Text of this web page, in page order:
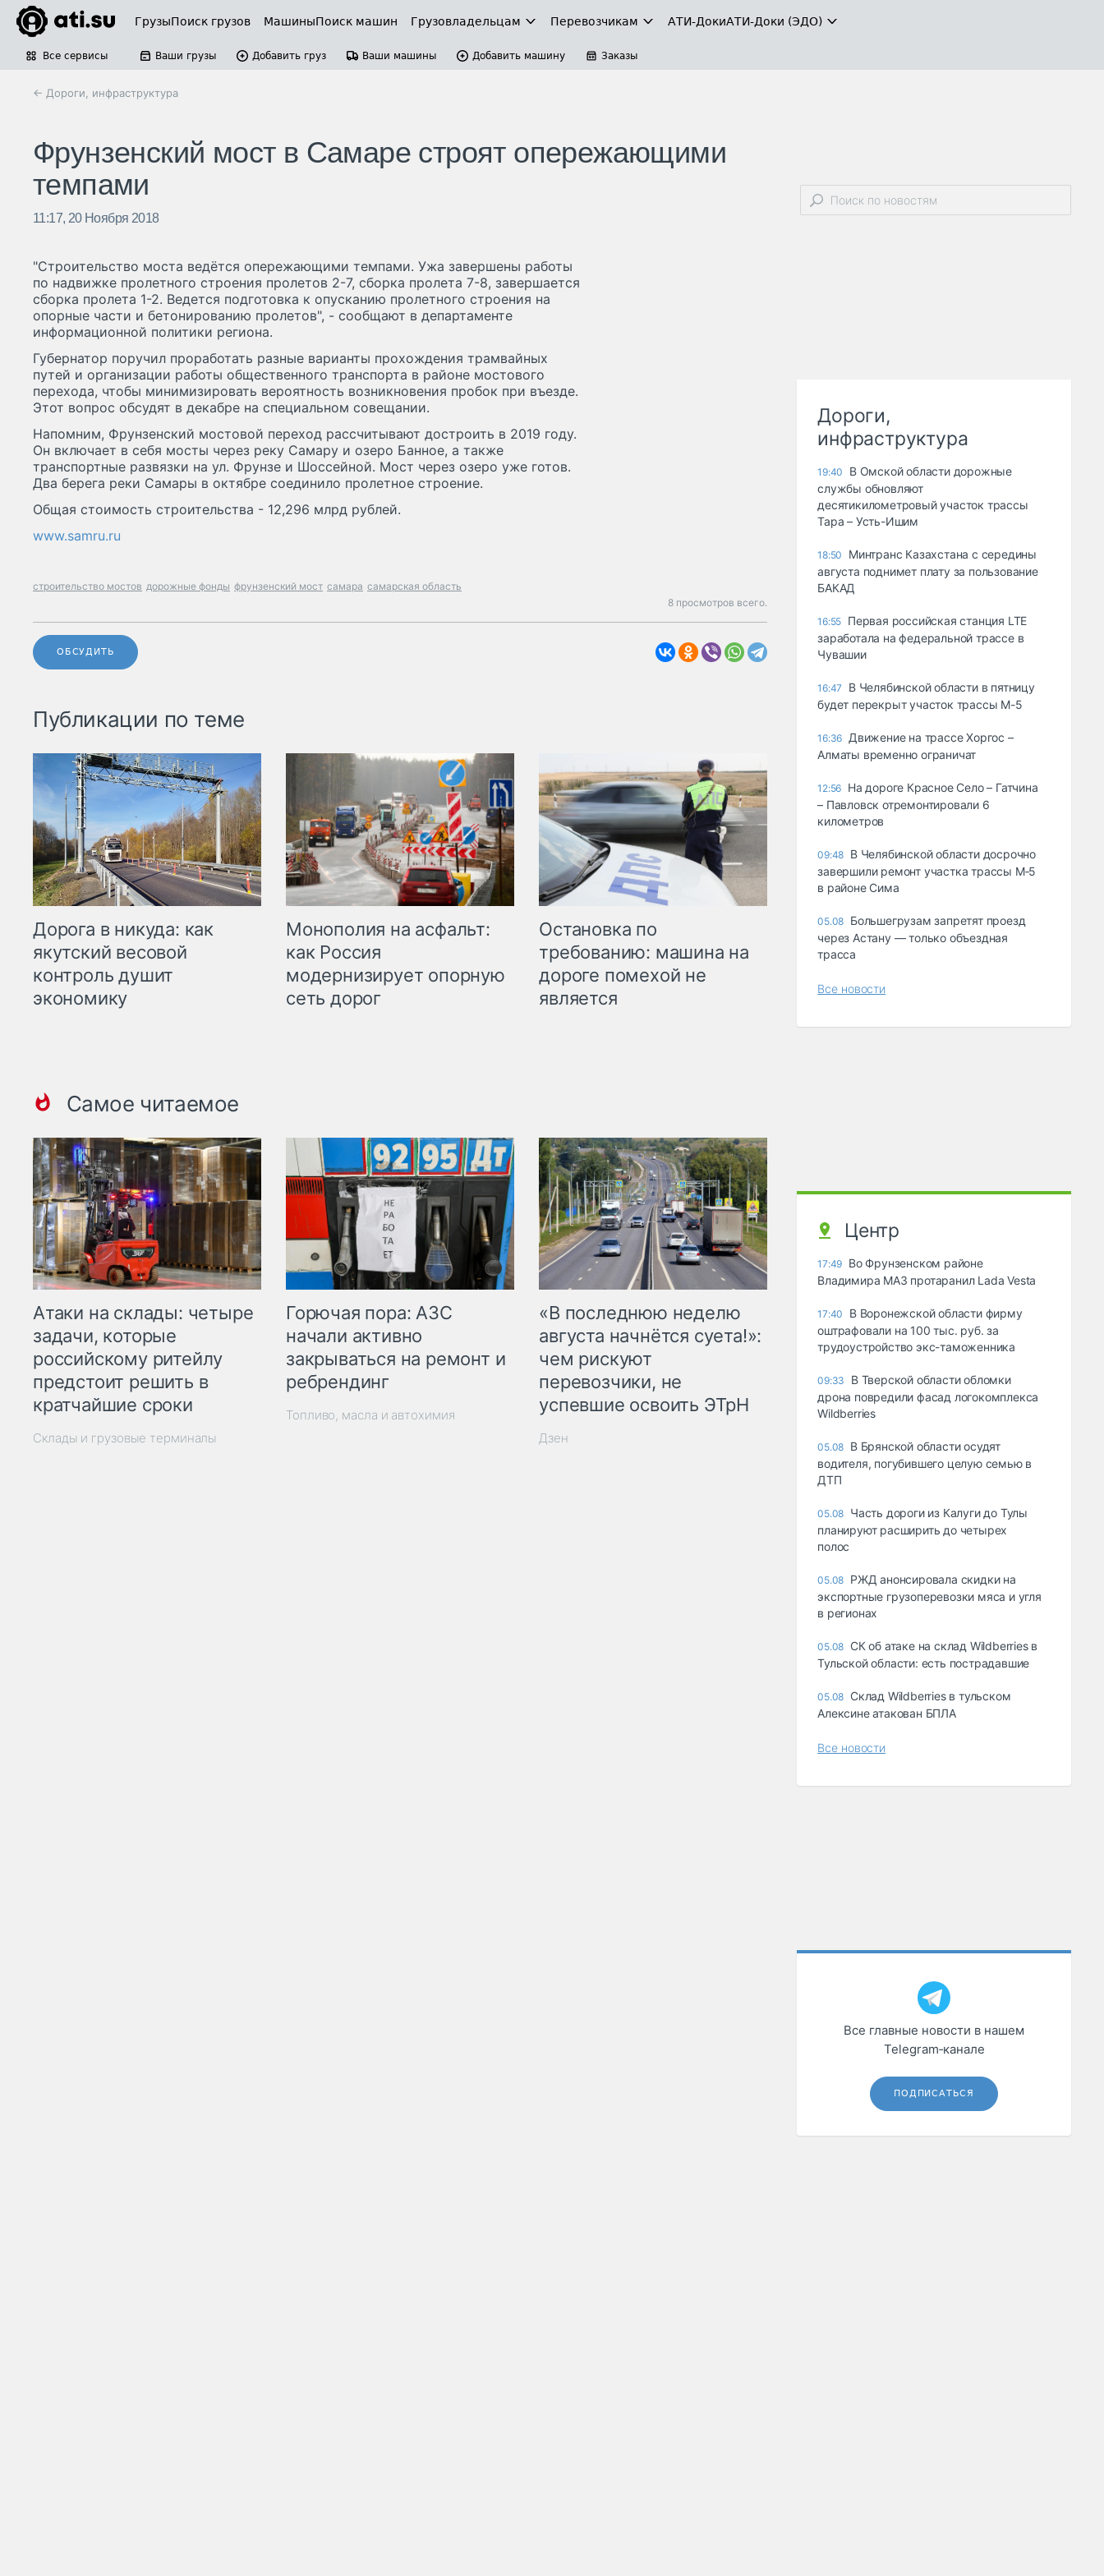
ГрузыПоиск грузов МашиныПоиск машин Грузовладельцам Перевозчикам АТИ-ДокиАТИ-Доки (ЭДО)
Все сервисы Ваши грузы Добавить груз Ваши машины Добавить машину Заказы
← Дороги, инфраструктура
Фрунзенский мост в Самаре строят опережающими
темпами
11:17, 20 Ноября 2018
"Строительство моста ведётся опережающими темпами. Ужа завершены работы
по надвижке пролетного строения пролетов 2-7, сборка пролета 7-8, завершается
сборка пролета 1-2. Ведется подготовка к опусканию пролетного строения на
опорные части и бетонированию пролетов", - сообщают в департаменте
информационной политики региона.
Губернатор поручил проработать разные варианты прохождения трамвайных
путей и организации работы общественного транспорта в районе мостового
перехода, чтобы минимизировать вероятность возникновения пробок при въезде.
Этот вопрос обсудят в декабре на специальном совещании.
Напомним, Фрунзенский мостовой переход рассчитывают достроить в 2019 году.
Он включает в себя мосты через реку Самару и озеро Банное, а также
транспортные развязки на ул. Фрунзе и Шоссейной. Мост через озеро уже готов.
Два берега реки Самары в октябре соединило пролетное строение.
Общая стоимость строительства - 12,296 млрд рублей.
www.samru.ru
строительство мостов дорожные фонды фрунзенский мост самара самарская область
8 просмотров всего.
ОБСУДИТЬ
Публикации по теме
Дорога в никуда: как
якутский весовой
контроль душит
экономику
Монополия на асфальт:
как Россия
модернизирует опорную
сеть дорог
Остановка по
требованию: машина на
дороге помехой не
является
Самое читаемое
Атаки на склады: четыре
задачи, которые
российскому ритейлу
предстоит решить в
кратчайшие сроки
Склады и грузовые терминалы
Горючая пора: АЗС
начали активно
закрываться на ремонт и
ребрендинг
Топливо, масла и автохимия
«В последнюю неделю
августа начнётся суета!»:
чем рискуют
перевозчики, не
успевшие освоить ЭТрН
Дзен
Дороги,
инфраструктура
19:40
В Омской области дорожные
службы обновляют
десятикилометровый участок трассы
Тара – Усть-Ишим
18:50
Минтранс Казахстана с середины
августа поднимет плату за пользование
БАКАД
16:55 Первая российская станция LTE
заработала на федеральной трассе в
Чувашии
16:47
В Челябинской области в пятницу
будет перекрыт участок трассы М-5
16:36 Движение на трассе Хоргос –
Алматы временно ограничат
12:56 На дороге Красное Село – Гатчина
– Павловск отремонтировали 6
километров
09:48 В Челябинской области досрочно
завершили ремонт участка трассы М‑5
в районе Сима
05.08 Большегрузам запретят проезд
через Астану — только объездная
трасса
Все новости
Центр
17:49 Во Фрунзенском районе
Владимира МАЗ протаранил Lada Vesta
17:40
В Воронежской области фирму
оштрафовали на 100 тыс. руб. за
трудоустройство экс-таможенника
09:33
В Тверской области обломки
дрона повредили фасад логокомплекса
Wildberries
05.08 В Брянской области осудят
водителя, погубившего целую семью в
ДТП
05.08 Часть дороги из Калуги до Тулы
планируют расширить до четырех
полос
05.08 РЖД анонсировала скидки на
экспортные грузоперевозки мяса и угля
в регионах
05.08 СК об атаке на склад Wildberries в
Тульской области: есть пострадавшие
05.08 Склад Wildberries в тульском
Алексине атакован БПЛА
Все новости
Все главные новости в нашем
Telegram‑канале
ПОДПИСАТЬСЯ